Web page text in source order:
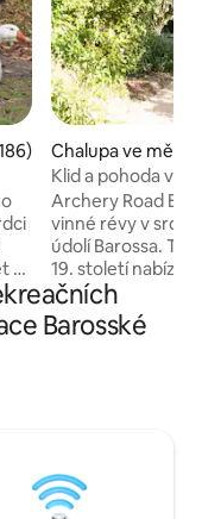
hodnocení 4,99 z 5,
k
z
Chalupa ve
Flat
Klid a pohoda v
Archery Road
vinné révy v srdci
údolí Barossa.
19. století nabízí
rodinu nebo
zámek má čtyři
s manželskou
soukromém
Barosské